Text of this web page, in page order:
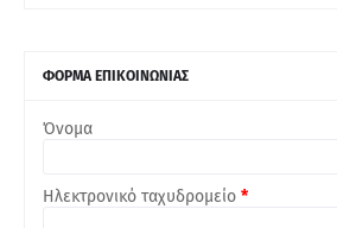
ΦΟΡΜΑ ΕΠΙΚΟΙΝΩΝΙΑΣ
Όνομα
Ηλεκτρονικό ταχυδρομείο *